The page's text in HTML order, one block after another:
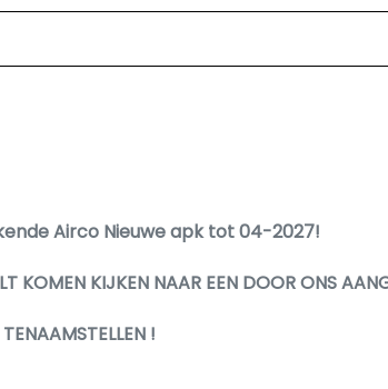
Airco Nieuwe apk tot 04-2027!
KOMEN KIJKEN NAAR EEN DOOR ONS
!